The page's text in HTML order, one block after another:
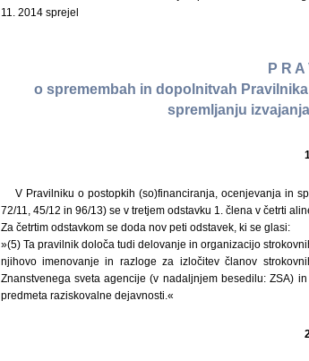
11. 2014 sprejel
P R
o spremembah in dopolnitvah
spremljanju
V Pravilniku o postopkih (so)financiranja, ocenjevanja in
72/11, 45/12 in 96/13) se v tretjem odstavku 1. člena v četrti
Za četrtim odstavkom se doda nov peti odstavek, ki se glasi:
»(5) Ta pravilnik določa tudi delovanje in organizacijo
njihovo imenovanje in razloge za izločitev članov
Znanstvenega sveta agencije (v nadaljnjem besedilu: ZSA)
predmeta raziskovalne dejavnosti.«